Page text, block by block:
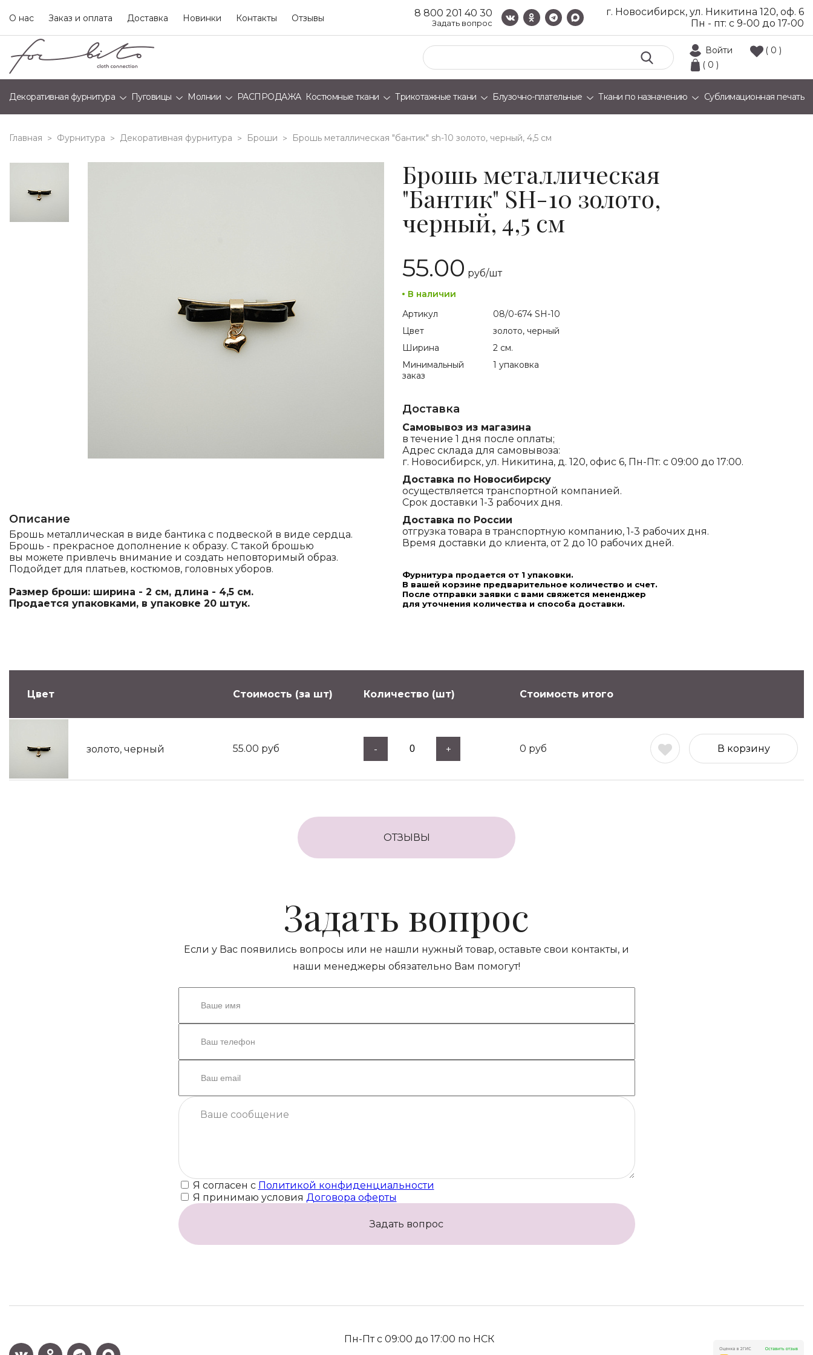
О нас Заказ и оплата Доставка Новинки Контакты Отзывы 8 800 201 40 30
Задать вопрос
г. Новосибирск, ул. Никитина 120, оф. 6
Пн - пт: с 9-00 до 17-00
Войти
( 0 )
( 0 )
Декоративная фурнитура Пуговицы Молнии РАСПРОДАЖА Костюмные ткани Трикотажные ткани Блузочно-плательные Ткани по назначению Сублимационная печать
Главная > Фурнитура > Декоративная фурнитура > Броши > брошь металлическая "бантик" sh-10 золото, черный, 4,5 см
Описание
Брошь металлическая в виде бантика с подвеской в виде сердца.
Брошь - прекрасное дополнение к образу. С такой брошью
вы можете привлечь внимание и создать неповторимый образ.
Подойдет для платьев, костюмов, головных уборов.
Размер броши: ширина - 2 см, длина - 4,5 см.
Продается упаковками, в упаковке 20 штук.
Брошь металлическая
"Бантик" SH-10 золото,
черный, 4,5 см
55.00 руб/шт
В наличии
Артикул
08/0-674 SH-10
Цвет
золото, черный
Ширина
2 см.
Минимальный
заказ
1 упаковка
Доставка
Самовывоз из магазина
в течение 1 дня после оплаты;
Адрес склада для самовывоза:
г. Новосибирск, ул. Никитина, д. 120, офис 6, Пн-Пт: с 09:00 до 17:00.
Доставка по Новосибирску
осуществляется транспортной компанией.
Срок доставки 1-3 рабочих дня.
Доставка по России
отгрузка товара в транспортную компанию, 1-3 рабочих дня.
Время доставки до клиента, от 2 до 10 рабочих дней.
Фурнитура продается от 1 упаковки.
В вашей корзине предварительное количество и счет.
После отправки заявки с вами свяжется мененджер
для уточнения количества и способа доставки.
Цвет Стоимость (за шт) Количество (шт) Стоимость итого
золото, черный 55.00 руб - + 0 руб В корзину
ОТЗЫВЫ
Задать вопрос
Если у Вас появились вопросы или не нашли нужный товар, оставьте свои контакты, и
наши менеджеры обязательно Вам помогут!
Я согласен с Политикой конфиденциальности
Я принимаю условия Договора оферты
Задать вопрос
Пн-Пт с 09:00 до 17:00 по НСК